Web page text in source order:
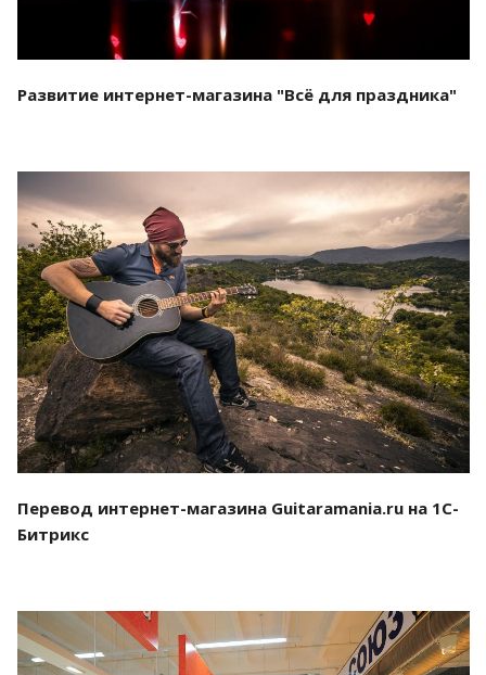
Развитие интернет-магазина "Всё для праздника"
Смотреть проект
Перевод интернет-магазина Guitaramania.ru на 1С-
Битрикс